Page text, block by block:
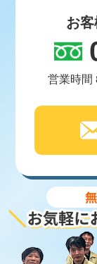
お
営業時間